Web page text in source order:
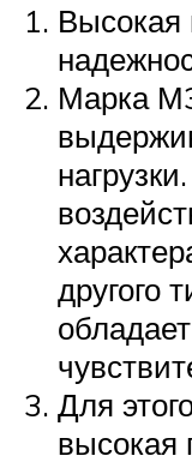
Высокая
Марка
другого
Для
высокая